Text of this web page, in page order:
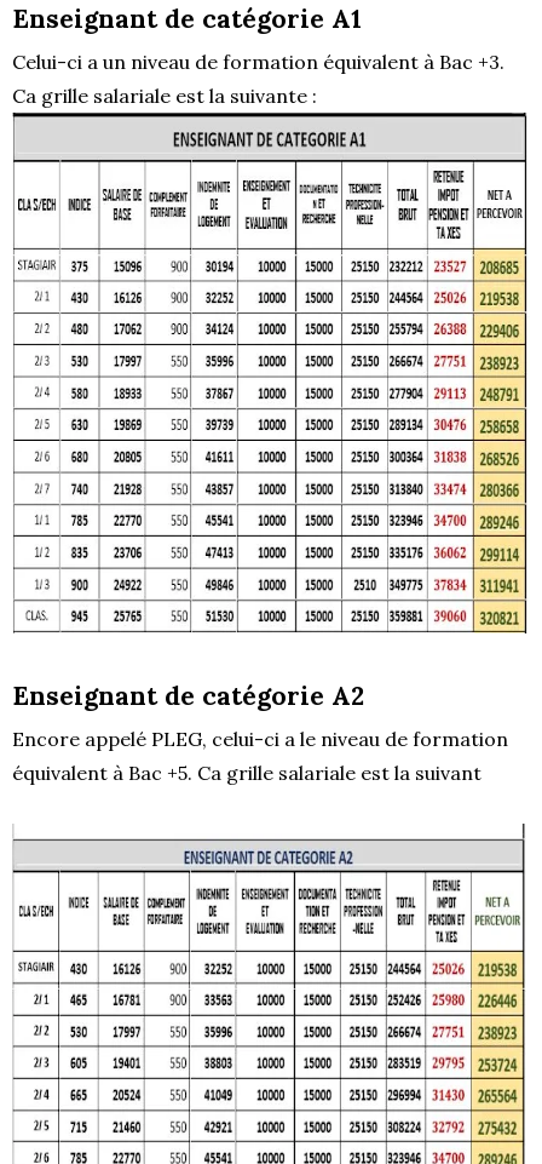
Enseignant de catégorie A1
Celui-ci a un niveau de formation équivalent à Bac +3.
Ca grille salariale est la suivante :
Enseignant de catégorie A2
Encore appelé PLEG, celui-ci a le niveau de formation
équivalent à Bac +5. Ca grille salariale est la suivant